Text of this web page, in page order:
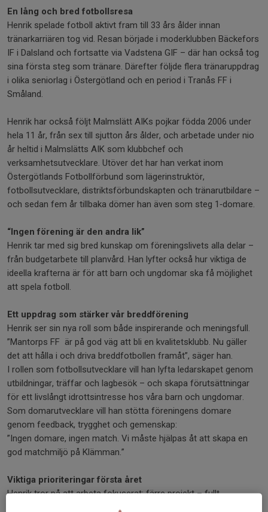
En lång och bred fotbollsresa
Henrik spelade fotboll aktivt fram till 33 års ålder innan
tränarkarriären tog vid. Resan började i moderklubben Bäckefors
IF i Dalsland och fortsatte via Vadstena GIF – där han också tog
sina första steg som tränare. Därefter följde flera tränaruppdrag
i olika seniorlag i Östergötland och en period i Tranås FF i
Småland.
Henrik har också följt Malmslätt AIKs pojkar födda 2006 under
hela 11 år, från sex till sjutton års ålder, och arbetade under nio
år heltid i Malmslätts AIK som klubbchef och
verksamhetsutvecklare. Utöver det har han verkat inom
Östergötlands Fotbollförbund som lägerinstruktör,
fotbollsutvecklare, distriktsförbundskapten och tränarutbildare –
och sedan fem år tillbaka dömer han även som steg 1‑domare.
“Ingen förening är den andra lik”
Henrik tar med sig bred kunskap om föreningslivets alla delar –
från budgetarbete till planvård. Han lyfter också hur viktiga de
ideella krafterna är för att barn och ungdomar ska få möjlighet
att spela fotboll.
Ett uppdrag som stärker vår breddförening
Henrik ser sin nya roll som både inspirerande och meningsfull.
”Mantorps FF är på god väg att bli en kvalitetsklubb. Nu gäller
det att hålla i och driva breddfotbollen framåt”, säger han.
I rollen som fotbollsutvecklare vill han lyfta ledarskapet genom
utbildningar, träffar och lagbesök – och skapa förutsättningar
för ett livslångt idrottsintresse hos våra barn och ungdomar.
Som domarutvecklare vill han stötta föreningens domare
genom feedback, trygghet och gemenskap:
”Ingen domare, ingen match. Vi måste hjälpas åt att skapa en
god matchmiljö på Klämman.”
Viktiga prioriteringar första året
Henrik tror på att arbeta fokuserat: färre projekt – fullt
genomförda. Han vill träffa ledarna, lyssna in deras tankar och